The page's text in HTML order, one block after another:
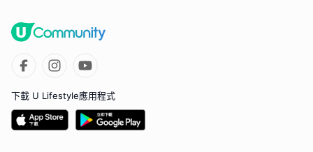
下載 U Lifestyle應用程式